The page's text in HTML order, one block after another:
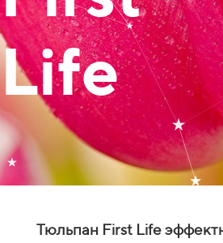
Life
Тюльпан First Life